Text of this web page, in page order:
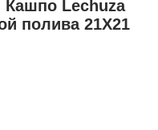
Lechuza
полива 21Х21